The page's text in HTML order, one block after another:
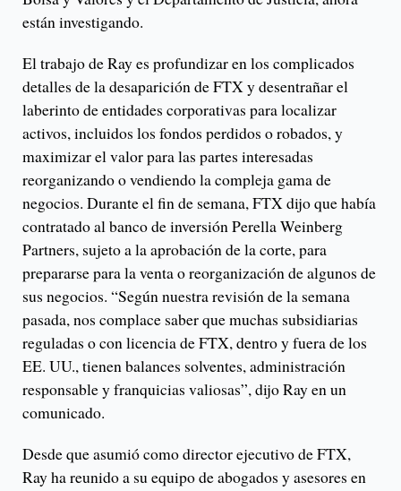
están investigando.
El trabajo de Ray es profundizar en los complicados
detalles de la desaparición de FTX y desentrañar el
laberinto de entidades corporativas para localizar
activos, incluidos los fondos perdidos o robados, y
maximizar el valor para las partes interesadas
reorganizando o vendiendo la compleja gama de
negocios. Durante el fin de semana, FTX dijo que había
contratado al banco de inversión Perella Weinberg
Partners, sujeto a la aprobación de la corte, para
prepararse para la venta o reorganización de algunos de
sus negocios. “Según nuestra revisión de la semana
pasada, nos complace saber que muchas subsidiarias
reguladas o con licencia de FTX, dentro y fuera de los
EE. UU., tienen balances solventes, administración
responsable y franquicias valiosas”, dijo Ray en un
comunicado.
Desde que asumió como director ejecutivo de FTX,
Ray ha reunido a su equipo de abogados y asesores en